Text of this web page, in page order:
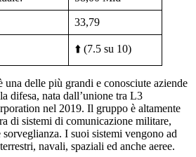
33,79
⬆️ (7.5 su 10)
una delle più grandi e conosciute aziende
difesa, nata dall’unione tra L3
nel 2019. Il gruppo è altamente
di sistemi di comunicazione militare,
I suoi sistemi vengono ad
navali, spaziali ed anche aeree.